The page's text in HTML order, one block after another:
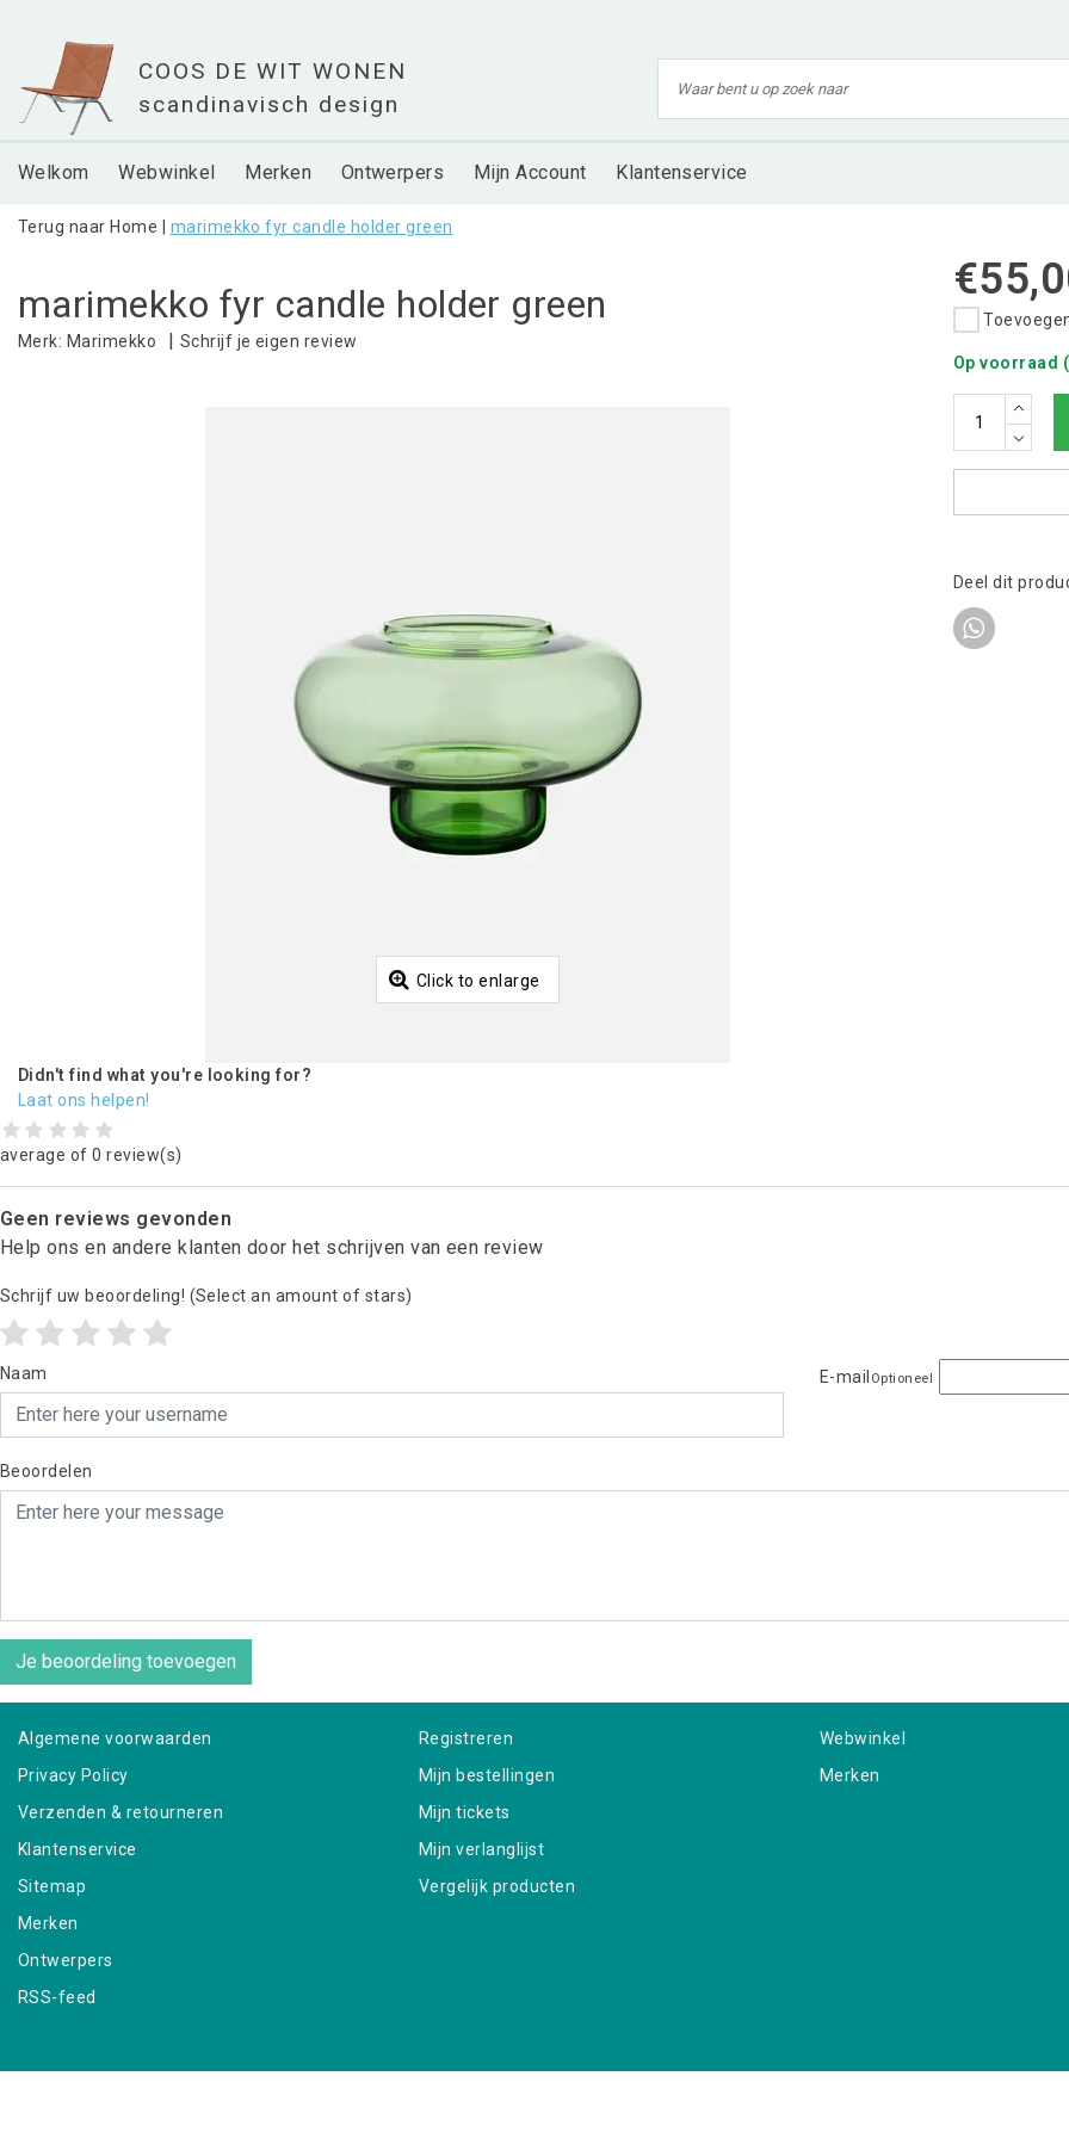
Welkom Webwinkel Merken Ontwerpers Mijn Account Klantenservice
Terug naar Home marimekko fyr candle holder green
marimekko fyr candle holder green
Merk: Marimekko | Schrijf je eigen review
Click to enlarge
Op voorraad
Deel dit
Didn't find what you're looking for?
Laat ons helpen!
average of 0 review(s)
Geen reviews gevonden
Help ons en andere klanten door het schrijven van een review
Schrijf uw beoordeling! (Select an amount of stars)
Naam E-mail Optioneel
Beoordelen
Je beoordeling toevoegen
Algemene voorwaarden
Privacy Policy
Verzenden & retourneren
Klantenservice
Sitemap
Merken
Ontwerpers
RSS-feed
Registreren
Mijn bestellingen
Mijn tickets
Mijn verlanglijst
Vergelijk producten
Webwinkel
Merken